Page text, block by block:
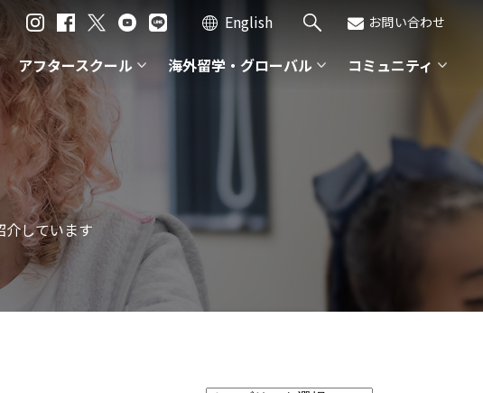
English お問い合わせ
アフタースクール 海外留学・グローバル コミュニティ
介しています